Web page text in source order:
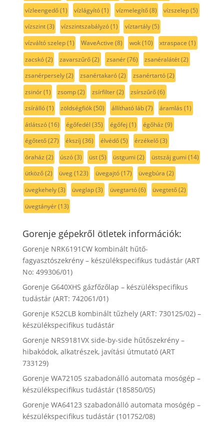
vízleengedő(1) vízlágyító(1) vízmelegítő(8) vízszelep(5)
vízszint(3) vízszintszabályzó(1) víztartály(5)
vízváltó szelep(1) WaveActive (8) wok(10) xtraspace (1)
zacskó(2) zavarszűrő(2) zsanér(76) zsanéralátét(2)
zsanérpersely(2) zsanértakaró(2) zsanértartó(2)
zsinór(1) zsomp(2) zsírfilter(2) zsírszűrő(6)
zsírálló(1) zöldségfiók(50) állítható láb(7) áramlás (1)
átlátszó(16) égőfedél (35) égőfej (1) égőház (9)
égőtető(27) ékszíj (36) élvédő(5) érzékelő(3)
óraház (2) úszó(3) üst(5) üstgumi (2) üstszáj gumi (14)
ütköző(2) üveg(123) üvegajtó(17) üvegbúra (2)
üvegkehely(3) üveglap(3) üvegtartó(6) üvegtető(2)
üvegtányér(13)
Gorenje gépekről ötletek információk:
Gorenje NRK6191CW kombinált hűtő-
fagyasztószekrény – készülékspecifikus tudástár (ART
No: 499306/01)
Gorenje G640XHS gázfőzőlap – készülékspecifikus
tudástár (ART: 742061/01)
Gorenje K52CLB kombinált tűzhely (ART: 730125/02) –
készülékspecifikus tudástár
Gorenje NRS9181VX side-by-side hűtőszekrény –
hibakódok, alkatrészek, javítási útmutató (ART
733129)
Gorenje WA72105 szabadonálló automata mosógép –
készülékspecifikus tudástár (185850/05)
Gorenje WA64123 szabadonálló automata mosógép –
készülékspecifikus tudástár (101752/08)